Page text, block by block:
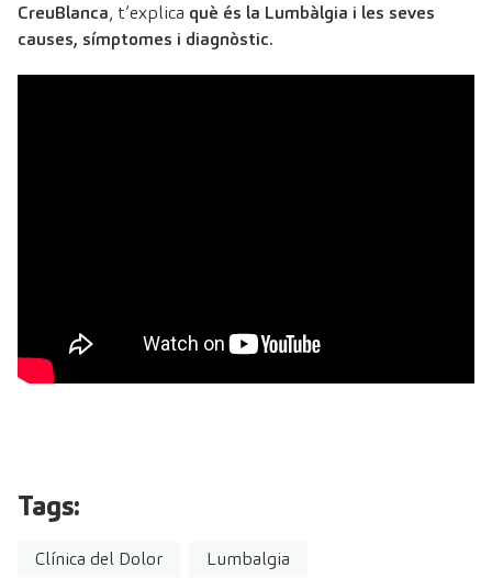
CreuBlanca, t’explica què és la Lumbàlgia i les seves
causes, símptomes i diagnòstic.
Tags:
Clínica del Dolor Lumbalgia